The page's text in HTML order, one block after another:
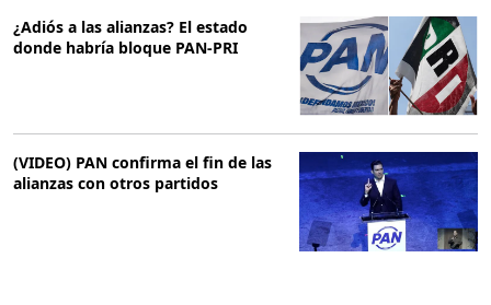
¿Adiós a las alianzas? El estado
donde habría bloque PAN-PRI
(VIDEO) PAN confirma el fin de las
alianzas con otros partidos